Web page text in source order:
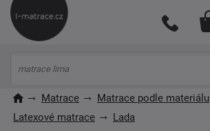
Matrace
Matrace podle materiálu
Latexové matrace
Lada